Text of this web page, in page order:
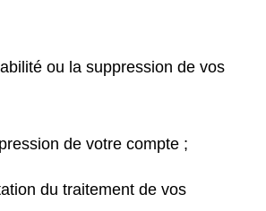
ou la suppression de vos
de votre compte ;
du traitement de vos